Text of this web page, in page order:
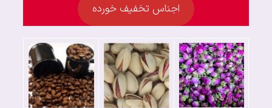
اجناس تخفیف خورده